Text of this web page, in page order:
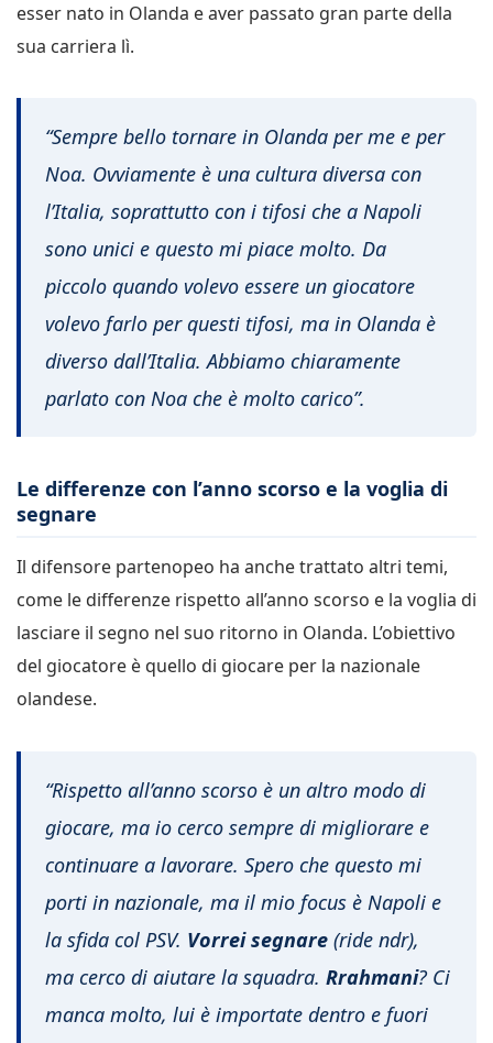
esser nato in Olanda e aver passato gran parte della
sua carriera lì.
“Sempre bello tornare in Olanda per me e per
Noa. Ovviamente è una cultura diversa con
l’Italia, soprattutto con i tifosi che a Napoli
sono unici e questo mi piace molto. Da
piccolo quando volevo essere un giocatore
volevo farlo per questi tifosi, ma in Olanda è
diverso dall’Italia. Abbiamo chiaramente
parlato con Noa che è molto carico”.
Le differenze con l’anno scorso e la voglia di
segnare
Il difensore partenopeo ha anche trattato altri temi,
come le differenze rispetto all’anno scorso e la voglia di
lasciare il segno nel suo ritorno in Olanda. L’obiettivo
del giocatore è quello di giocare per la nazionale
olandese.
“Rispetto all’anno scorso è un altro modo di
giocare, ma io cerco sempre di migliorare e
continuare a lavorare. Spero che questo mi
porti in nazionale, ma il mio focus è Napoli e
la sfida col PSV. Vorrei segnare (ride ndr),
ma cerco di aiutare la squadra. Rrahmani? Ci
manca molto, lui è importate dentro e fuori